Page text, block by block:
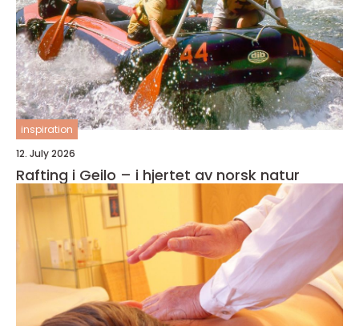
inspiration
12. July 2026
Rafting i Geilo – i hjertet av norsk natur